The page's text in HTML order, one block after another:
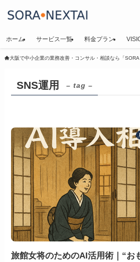
ホーム サービス一覧 料金プラン
大阪で中小企業の業務改善・コンサル・相談なら「SORA
SNS運用 – tag –
旅館女将のためのAI活用術｜“お